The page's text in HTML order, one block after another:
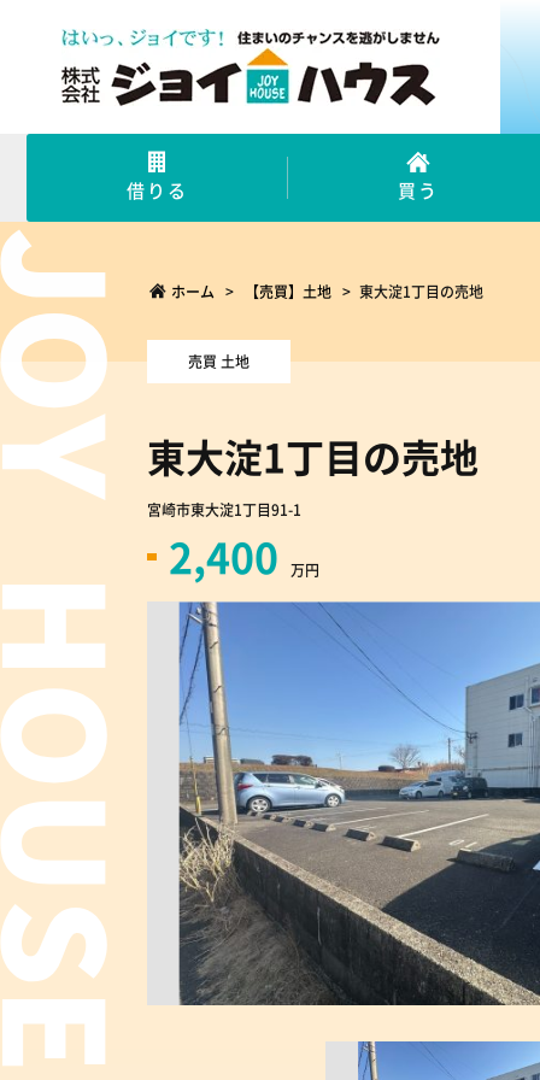
借りる 買う
ホーム > 【売買】土地 > 東大淀1丁目の売地
売買 土地
東大淀1丁目の売地
宮崎市東大淀1丁目91-1
2,400 万円